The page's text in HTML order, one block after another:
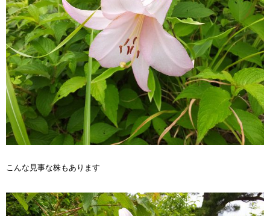
こんな見事な株もあります